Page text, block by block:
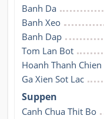
Banh Da
Banh Xeo
Banh Dap
Tom Lan Bot
Hoanh Thanh Chien
Ga Xien Sot Lac
Suppen
Canh Chua Thit Bo